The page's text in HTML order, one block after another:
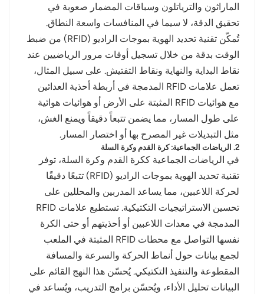
الماراثون والترياتلون وسباقات المضمار صعوبة في
تحقيق الدقة، لا سيما في المنافسات واسعة النطاق.
تُمكّن تقنية تحديد الهوية بموجات الراديو (RFID) من ضبط
الوقت بدقة من خلال تسجيل أوقات مرور الرياضيين عند
نقاط البداية والنهاية ونقاط التفتيش. على سبيل المثال،
تعمل علامات RFID المدمجة في أربطة أحذية العدائين
مع هوائيات RFID المثبتة على الأرض أو هوائيات هوائية
على طول المسار، مما يضمن تتبعاً دقيقاً ويمنع الغش،
مثل التبديلات غير المصرح بها أو اختصار المسار.
2. الرياضات الجماعية: كرة القدم وكرة السلة
في الرياضات الجماعية ككرة القدم وكرة السلة، توفر
تقنية تحديد الهوية بموجات الراديو (RFID) تتبعًا دقيقًا
لحركة اللاعبين، مما يساعد المدربين والمحللين على
تحسين الاستراتيجيات التكتيكية. تستطيع علامات RFID
المدمجة في معدات اللاعبين أو أحذيتهم أو حتى الكرة
نفسها التواصل مع محطات RFID المثبتة في الملعب
لجمع بيانات حول أنماط الحركة والسرعة والمسافة
المقطوعة والتنفيذ التكتيكي. يُحسّن هذا النهج القائم على
البيانات تحليل الأداء، ويُحسّن برامج التدريب، ويُساعد في